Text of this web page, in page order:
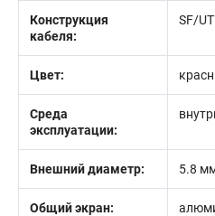
Конструкция
кабеля:
SF/
Цвет:
Среда
эксплуатации:
Внешний диаметр: 5.8
Общий экран: